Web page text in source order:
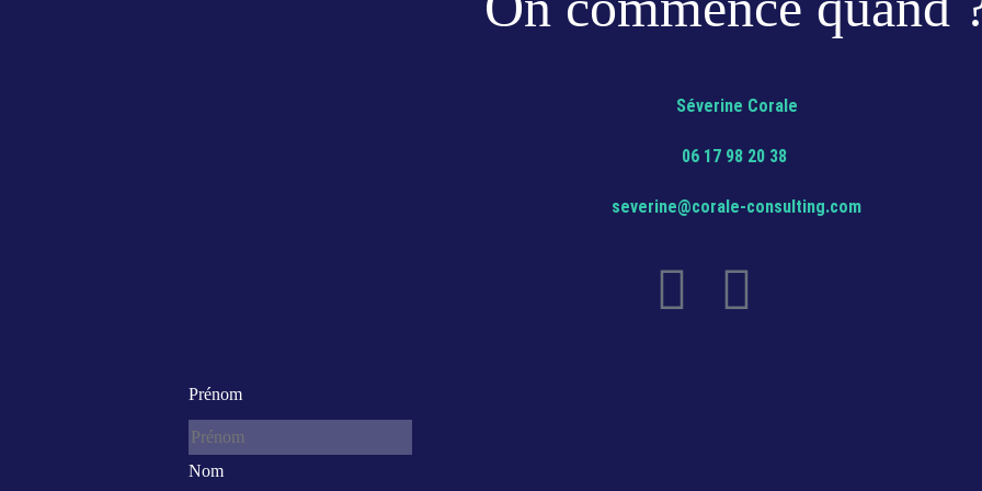
Séverine Corale
06 17 98 20 38
severine@corale-consulting.com
Prénom
Nom